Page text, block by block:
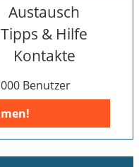
Austausch
Tipps & Hilfe
Kontakte
Benutzer